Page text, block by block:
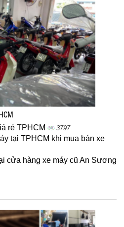
rẻ TPHCM 3797
tại TPHCM khi mua bán xe
cửa hàng xe máy cũ An Sương